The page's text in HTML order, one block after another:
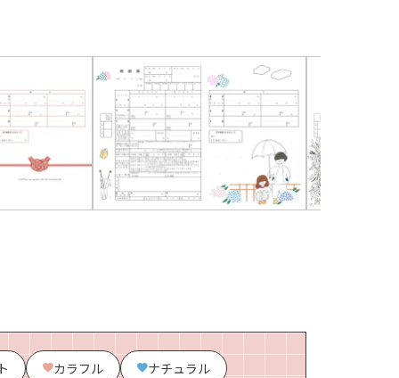
カラフル ナチュラル